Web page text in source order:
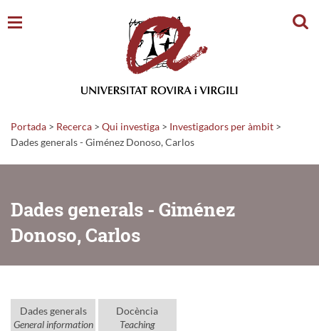
Portada > Recerca > Qui investiga > Investigadors per àmbit >
Dades generals - Giménez Donoso, Carlos
Dades generals - Giménez
Donoso, Carlos
Dades generals
General information
Docència
Teaching